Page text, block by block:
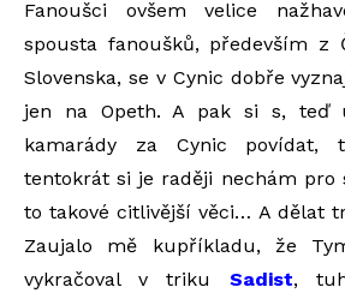
Fanoušci ovšem velice
spousta fanoušků, především z
Slovenska, se v Cynic dobře
jen na Opeth. A pak si s, teď
kamarády za Cynic povídat,
tentokrát si je raději nechám pro
to takové citlivější věci… A dělat
Zaujalo mě kupříkladu, že
vykračoval v triku Sadist,